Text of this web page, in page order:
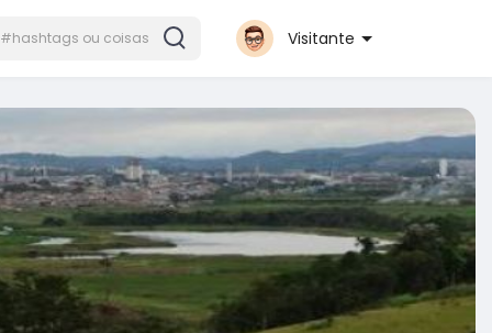
Visitante